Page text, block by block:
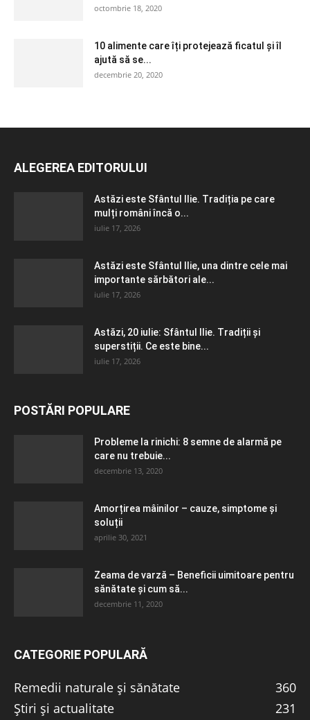
octombrie 18, 2020
10 alimente care îți protejează ficatul și îl
ajută să se...
decembrie 20, 2020
ALEGEREA EDITORULUI
Astăzi este Sfântul Ilie. Tradiția pe care
mulți români încă o...
iulie 17, 2026
Astăzi este Sfântul Ilie, una dintre cele mai
importante sărbători ale...
iulie 17, 2026
Astăzi, 20 iulie: Sfântul Ilie. Tradiții și
superstiții. Ce este bine...
iulie 17, 2026
POSTĂRI POPULARE
Probleme la rinichi: 8 semne de alarmă pe
care nu trebuie...
decembrie 13, 2020
Amorțirea mâinilor – cauze, simptome și
soluții
aprilie 30, 2021
Zeama de varză – Beneficii uimitoare pentru
sănătate și cum să...
decembrie 11, 2020
CATEGORIE POPULARĂ
Remedii naturale și sănătate
360
Știri și actualitate
231